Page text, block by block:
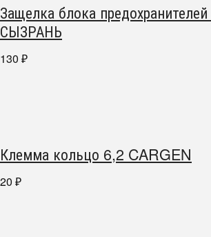
Защелка блока
СЫЗРАНЬ
130 ₽
Клемма кольцо 6,2 CARGEN
20 ₽